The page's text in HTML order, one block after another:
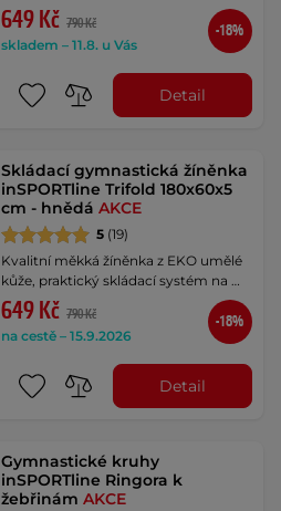
649 Kč 790 Kč
skladem – 11.8. u Vás
-18%
Detail
Skládací gymnastická žíněnka
inSPORTline Trifold 180x60x5
cm - hnědáAKCE
5 (19)
Kvalitní měkká žíněnka z EKO umělé
kůže, praktický skládací systém na …
649 Kč 790 Kč
na cestě – 15.9.2026
-18%
Detail
Gymnastické kruhy
inSPORTline Ringora k
žebřinámAKCE